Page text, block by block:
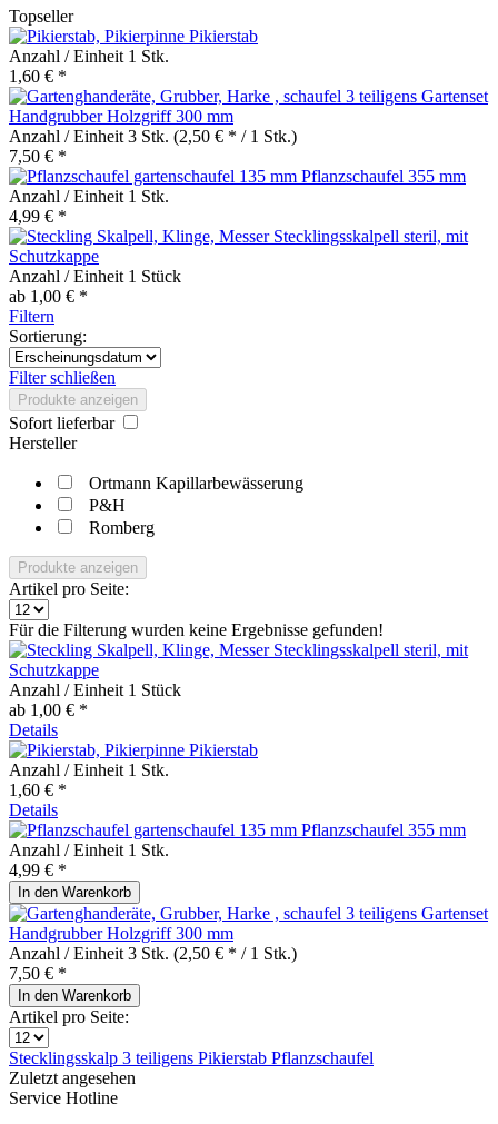
Topseller
Pikierstab
Anzahl / Einheit 1 Stk.
1,60 € *
3 teiligens Gartenset
Handgrubber Holzgriff 300 mm
Anzahl / Einheit 3 Stk. (2,50 € * / 1 Stk.)
7,50 € *
Pflanzschaufel 355 mm
Anzahl / Einheit 1 Stk.
4,99 € *
Stecklingsskalpell steril, mit
Schutzkappe
Anzahl / Einheit 1 Stück
ab 1,00 € *
Filtern
Sortierung:
Filter schließen
Produkte anzeigen
Sofort lieferbar
Hersteller
Ortmann Kapillarbewässerung
P&H
Romberg
Produkte anzeigen
Artikel pro Seite:
Für die Filterung wurden keine Ergebnisse gefunden!
Stecklingsskalpell steril, mit
Schutzkappe
Anzahl / Einheit 1 Stück
ab 1,00 € *
Details
Pikierstab
Anzahl / Einheit 1 Stk.
1,60 € *
Details
Pflanzschaufel 355 mm
Anzahl / Einheit 1 Stk.
4,99 € *
In den Warenkorb
3 teiligens Gartenset
Handgrubber Holzgriff 300 mm
Anzahl / Einheit 3 Stk. (2,50 € * / 1 Stk.)
7,50 € *
In den Warenkorb
Artikel pro Seite:
Stecklingsskalp 3 teiligens Pikierstab Pflanzschaufel
Zuletzt angesehen
Service Hotline